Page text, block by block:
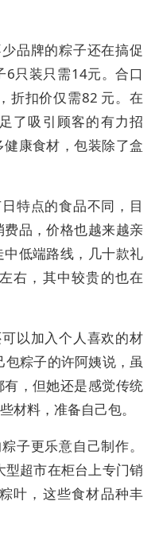
品牌的粽子还在搞促
只装只需14元。合口
折扣价仅需82 元。在
了吸引顾客的有力招
康食材，包装除了盒
特点的食品不同，目
品，价格也越来越亲
低端路线，几十款礼
右，其中较贵的也在
以加入个人喜欢的材
粽子的许阿姨说，虽
，但她还是感觉传统
材料，准备自己包。
子更乐意自己制作。
超市在柜台上专门销
叶，这些食材品种丰